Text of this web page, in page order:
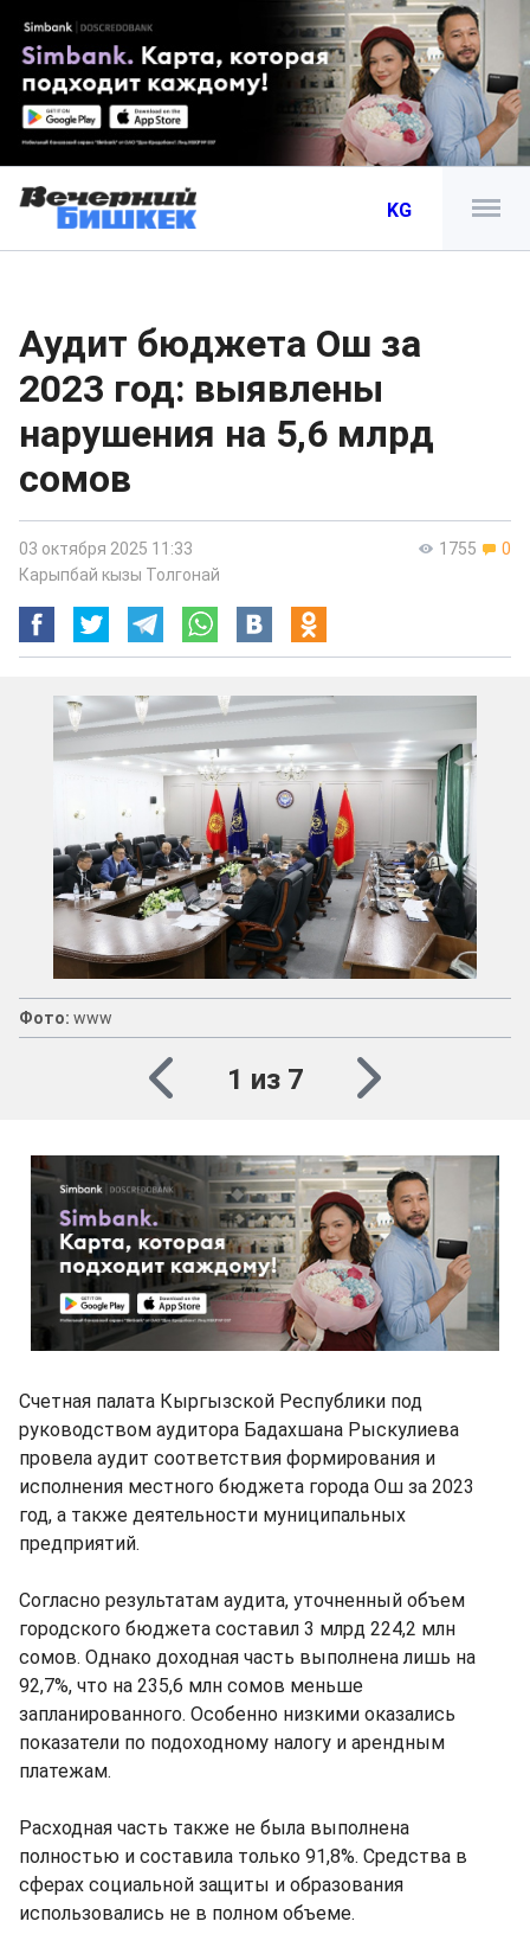
KG
Аудит бюджета Ош за
2023 год: выявлены
нарушения на 5,6 млрд
сомов
1755 0
03 октября 2025 11:33
Карыпбай кызы Толгонай
Фото: www
1 из 7
Счетная палата Кыргызской Республики под
руководством аудитора Бадахшана Рыскулиева
провела аудит соответствия формирования и
исполнения местного бюджета города Ош за 2023
год, а также деятельности муниципальных
предприятий.
Согласно результатам аудита, уточненный объем
городского бюджета составил 3 млрд 224,2 млн
сомов. Однако доходная часть выполнена лишь на
92,7%, что на 235,6 млн сомов меньше
запланированного. Особенно низкими оказались
показатели по подоходному налогу и арендным
платежам.
Расходная часть также не была выполнена
полностью и составила только 91,8%. Средства в
сферах социальной защиты и образования
использовались не в полном объеме.